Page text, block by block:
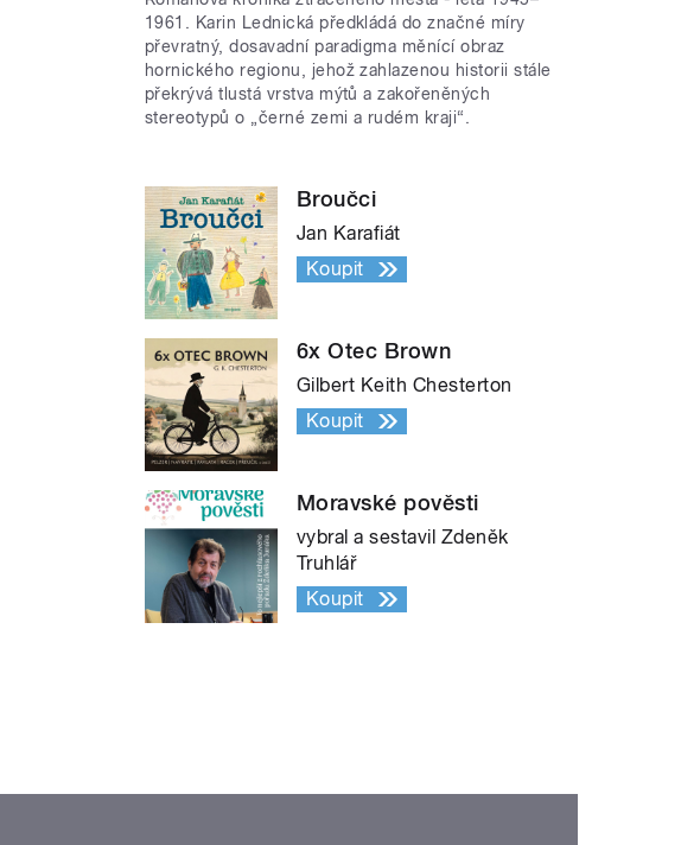
1961. Karin Lednická předkládá do značné míry
převratný, dosavadní paradigma měnící obraz
hornického regionu, jehož zahlazenou historii stále
překrývá tlustá vrstva mýtů a zakořeněných
stereotypů o „černé zemi a rudém kraji“.
Broučci
Jan Karafiát
Koupit
6x Otec Brown
Gilbert Keith Chesterton
Koupit
Moravské pověsti
vybral a sestavil Zdeněk
Truhlář
Koupit